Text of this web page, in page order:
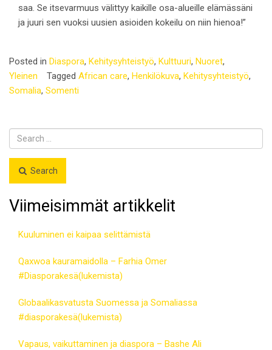
saa. Se itsevarmuus välittyy kaikille osa-alueille elämässäni
ja juuri sen vuoksi uusien asioiden kokeilu on niin hienoa!”
Posted in Diaspora, Kehitysyhteistyö, Kulttuuri, Nuoret,
Yleinen
Tagged African care, Henkilökuva, Kehitysyhteistyö,
Somalia, Somenti
Search
Viimeisimmät artikkelit
Kuuluminen ei kaipaa selittämistä
Qaxwoa kauramaidolla – Farhia Omer
#Diasporakesä(lukemista)
Globaalikasvatusta Suomessa ja Somaliassa
#diasporakesä(lukemista)
Vapaus, vaikuttaminen ja diaspora – Bashe Ali